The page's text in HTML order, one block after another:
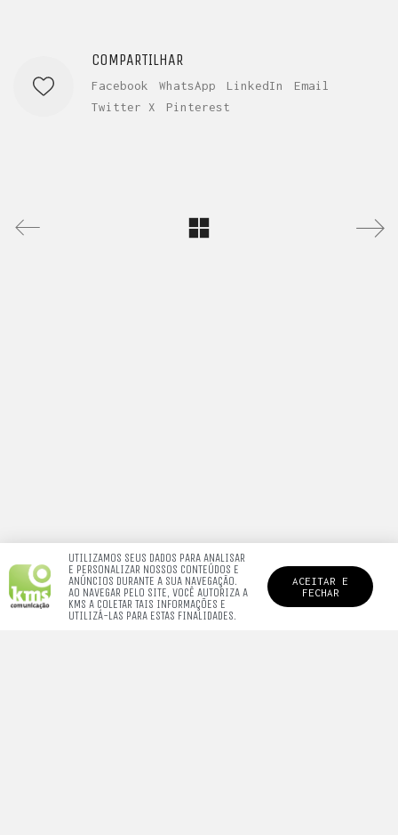
COMPARTILHAR
Facebook WhatsApp LinkedIn
Email
Twitter X
Pinterest
QUEM SOMOS.
UTILIZAMOS SEUS DADOS PARA ANALISAR
E PERSONALIZAR NOSSOS CONTEÚDOS E
ANÚNCIOS DURANTE A SUA NAVEGAÇÃO.
AO NAVEGAR PELO SITE, VOCÊ AUTORIZA A
KMS A COLETAR TAIS INFORMAÇÕES E
UTILIZÁ-LAS PARA ESTAS FINALIDADES.
ACEITAR E
FECHAR